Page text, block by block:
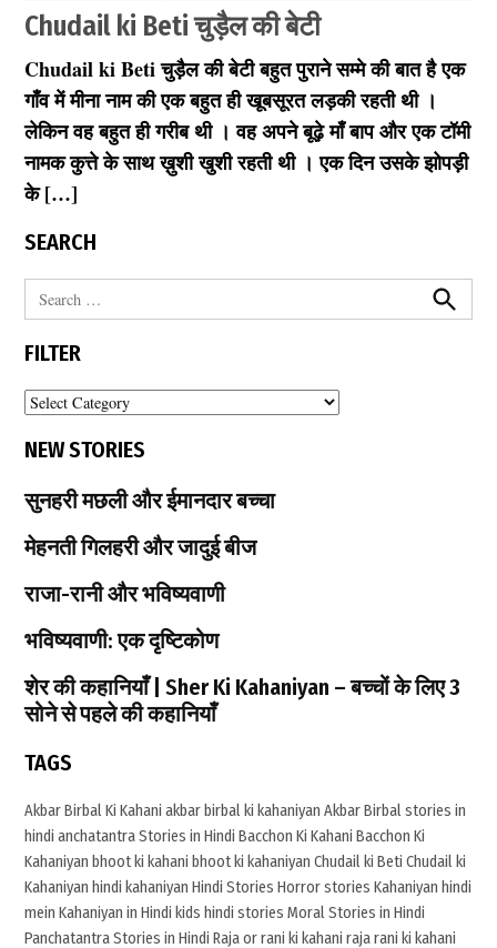
Chudail ki Beti चुड़ैल की बेटी
by
सेवक
March
21,
2021
Chudail ki Beti चुड़ैल की बेटी बहुत पुराने सम्मे की बात है एक
गाँव में मीना नाम की एक बहुत ही खूबसूरत लड़की रहती थी ।
लेकिन वह बहुत ही गरीब थी । वह अपने बूढ़े माँ बाप और एक टॉमी
नामक कुत्ते के साथ ख़ुशी खुशी रहती थी । एक दिन उसके झोपड़ी
के […]
SEARCH
e
a
r
c
h
f
r
S
FILTER
F
l
e
NEW STORIES
सुनहरी मछली और ईमानदार बच्चा
मेहनती गिलहरी और जादुई बीज
राजा-रानी और भविष्यवाणी
भविष्यवाणी: एक दृष्टिकोण
शेर की कहानियाँ | Sher Ki Kahaniyan – बच्चों के लिए 3
सोने से पहले की कहानियाँ
TAGS
Akbar Birbal Ki Kahani akbar birbal ki kahaniyan Akbar Birbal stories in
hindi anchatantra Stories in Hindi Bacchon Ki Kahani Bacchon Ki
Kahaniyan bhoot ki kahani bhoot ki kahaniyan Chudail ki Beti Chudail ki
Kahaniyan hindi kahaniyan Hindi Stories Horror stories Kahaniyan hindi
mein Kahaniyan in Hindi kids hindi stories Moral Stories in Hindi
Panchatantra Stories in Hindi Raja or rani ki kahani raja rani ki kahani